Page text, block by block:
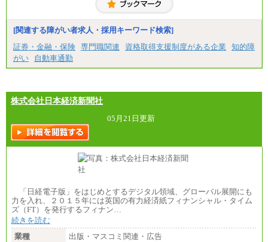
※4…北海道、宮城県、栃木県、群馬県、長野県、新
香川県、福岡県
※5…青森県、鳥取県、島根県、愛媛県、高知県、大
分県、長崎県、熊本県、宮崎県、鹿児島県、沖縄
県、福島県、山形県
◆パート・アルバイト
【エアサーブ】
・試用期間中も給与変更なし
[関連する障がい者求人・採用キーワード検索]
証券・金融・保険 専門職関連 資格取得支援制度がある企業
知的障
がい
自動車通勤
株式会社日本経済新聞社
05月21日更新
「日経電子版」をはじめとするデジタル領域、グローバル展開にも
力を入れ、２０１５年には英国の有力経済紙フィナンシャル・タイム
ズ（FT）を発行するフィナン…
続きを読む
業種
出版・マスコミ関連・広告